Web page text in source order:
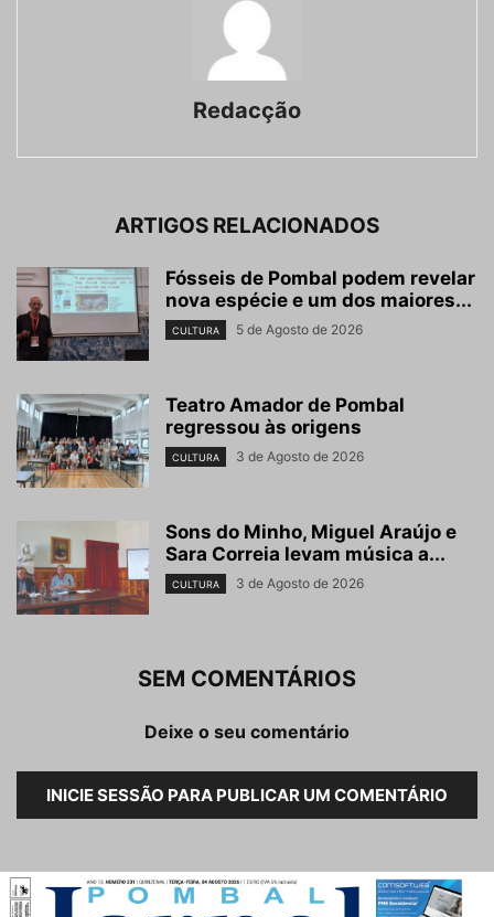
Redacção
ARTIGOS RELACIONADOS
Fósseis de Pombal podem revelar
nova espécie e um dos maiores...
CULTURA 5 de Agosto de 2026
Teatro Amador de Pombal
regressou às origens
CULTURA 3 de Agosto de 2026
Sons do Minho, Miguel Araújo e
Sara Correia levam música a...
CULTURA 3 de Agosto de 2026
SEM COMENTÁRIOS
Deixe o seu comentário
INICIE SESSÃO PARA PUBLICAR UM COMENTÁRIO